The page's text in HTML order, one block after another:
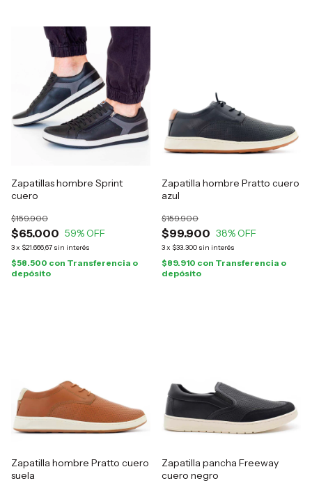
Zapatillas hombre Sprint
cuero
$65.000
$159.900
59% OFF
3x $21.666,67 sin interés
$58.500 con Transferencia o
depósito
Zapatilla hombre Pratto cuero
azul
$99.900
$159.900
38% OFF
3x $33.300 sin interés
$89.910 con Transferencia o
depósito
Zapatilla hombre Pratto cuero
suela
Zapatilla pancha Freeway
cuero negro